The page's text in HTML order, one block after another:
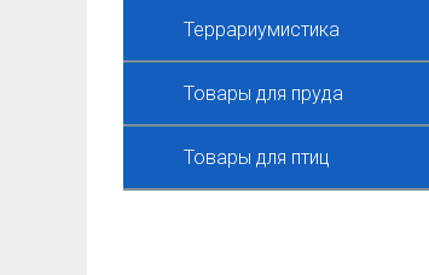
Террариумистика
Товары для пруда
Товары для птиц